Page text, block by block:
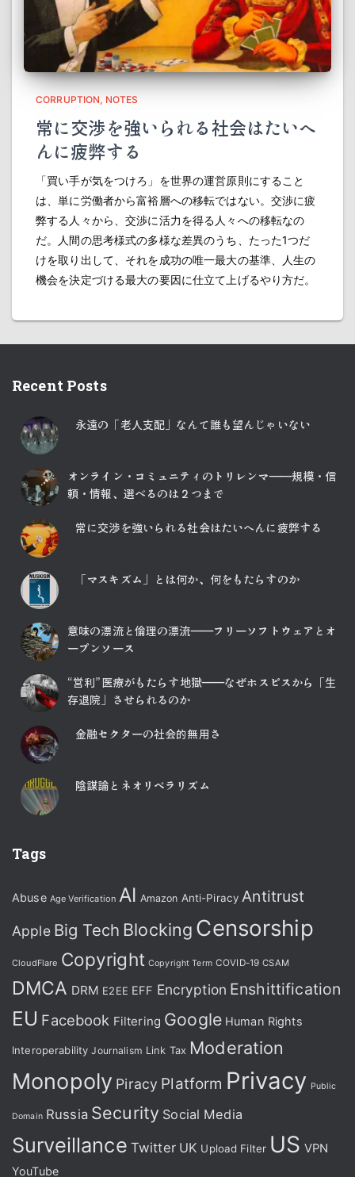
CORRUPTION NOTES
常に交渉を強いられる社会はたいへ
んに疲弊する
「買い手が気をつけろ」を世界の運営原則にすること
は、単に労働者から富裕層への移転ではない。交渉に疲
弊する人々から、交渉に活力を得る人々への移転なの
だ。人間の思考様式の多様な差異のうち、たった1つだ
けを取り出して、それを成功の唯一最大の基準、人生の
機会を決定づける最大の要因に仕立て上げるやり方だ。
Recent Posts
永遠の「老人支配」なんて誰も望んじゃいない
オンライン・コミュニティのトリレンマ――規模・信
頼・情報、選べるのは２つまで
常に交渉を強いられる社会はたいへんに疲弊する
「マスキズム」とは何か、何をもたらすのか
意味の漂流と倫理の漂流――フリーソフトウェアとオ
ープンソース
“営利”医療がもたらす地獄――なぜホスピスから「生
存退院」させられるのか
金融セクターの社会的無用さ
陰謀論とネオリベラリズム
Tags
Abuse Age Verification AI Amazon Anti-Piracy Antitrust
Apple Big Tech Blocking Censorship
CloudFlare Copyright Copyright Term COVID-19 CSAM
DMCA DRM E2EE EFF Encryption Enshittification
EU Facebook Filtering Google Human Rights
Interoperability Journalism Link Tax Moderation
Monopoly Piracy Platform Privacy Public
Domain Russia Security Social Media
Surveillance Twitter UK Upload Filter US VPN
YouTube